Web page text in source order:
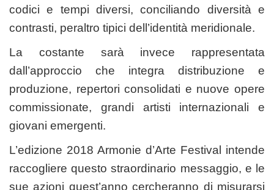
codici e tempi diversi, conciliando diversità e
contrasti, peraltro tipici dell’identità meridionale.
La costante sarà invece rappresentata
dall’approccio che integra distribuzione e
produzione, repertori consolidati e nuove opere
commissionate, grandi artisti internazionali e
giovani emergenti.
L’edizione 2018 Armonie d’Arte Festival intende
raccogliere questo straordinario messaggio, e le
sue azioni quest’anno cercheranno di misurarsi